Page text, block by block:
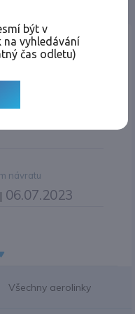
návratu
| 06.07.2023
Všechny aerolinky
být v
vyhledávání
čas odletu)